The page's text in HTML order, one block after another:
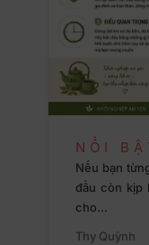
NỔI
Nếu bạn
đầu còn kịp
cho…
Thy Quỳnh